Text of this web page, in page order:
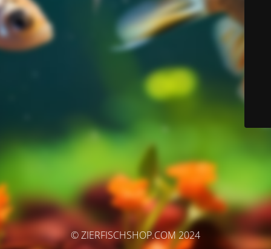
© ZIERFISCHSHOP.COM 2024